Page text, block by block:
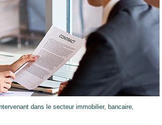
dans le secteur immobilier, bancaire,